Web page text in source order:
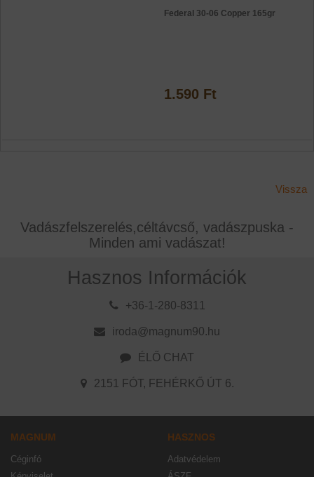
Federal 30-06 Copper 165gr
1.590 Ft
Vissza
Vadászfelszerelés,céltávcső, vadászpuska -
Minden ami vadászat!
Hasznos Információk
+36-1-280-8311
iroda@magnum90.hu
ÉLŐ CHAT
2151 FÓT, FEHÉRKŐ ÚT 6.
MAGNUM
Céginfó
HASZNOS
Adatvédelem